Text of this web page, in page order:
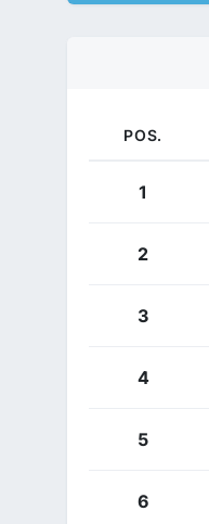
POS.
1
2
3
4
5
6